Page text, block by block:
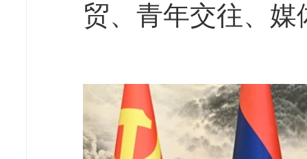
贸、青年交往、